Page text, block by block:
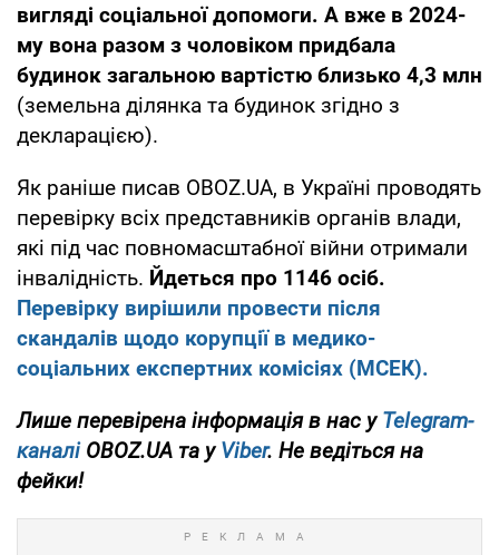
вигляді соціальної допомоги. А вже в 2024-
му вона разом з чоловіком придбала
будинок загальною вартістю близько 4,3 млн
(земельна ділянка та будинок згідно з
декларацією).
Як раніше писав OBOZ.UA, в Україні проводять
перевірку всіх представників органів влади,
які під час повномасштабної війни отримали
інвалідність. Йдеться про 1146 осіб.
Перевірку вирішили провести після
скандалів щодо корупції в медико-
соціальних експертних комісіях (МСЕК).
Лише перевірена інформація в нас уTelegram-
каналіOBOZ.UA та уViber. Не ведіться на
фейки!